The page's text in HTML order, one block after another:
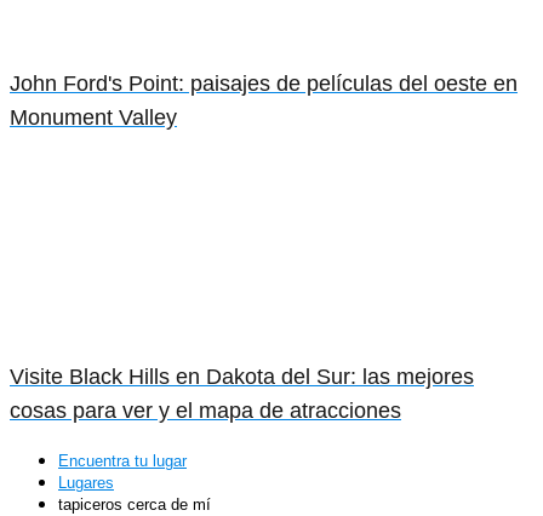
John Ford's Point: paisajes de películas del oeste en
Monument Valley
Visite Black Hills en Dakota del Sur: las mejores
cosas para ver y el mapa de atracciones
Encuentra tu lugar
Lugares
tapiceros cerca de mí